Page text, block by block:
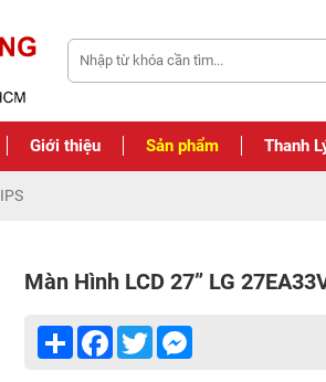
Giới thiệu Sản phẩm Thanh
Màn Hình LCD 27” LG
Share Facebook
Twitter